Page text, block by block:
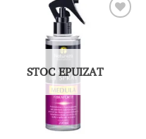
STOC EPUIZAT